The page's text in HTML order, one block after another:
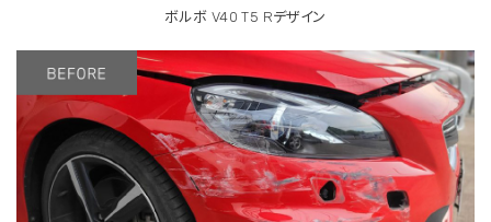
ボルボ V40 T5 Rデザイン